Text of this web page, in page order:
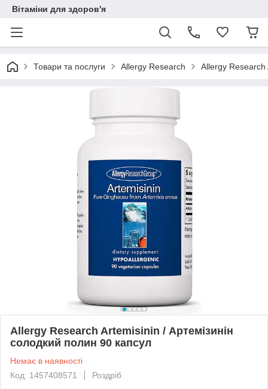
Вітаміни для здоров'я
Товари та послуги Allergy Research Allergy Research
Allergy Research Artemisinin / Артемізинін
солодкий полин 90 капсул
Немає в наявності
Код: 1457408571
Роздріб